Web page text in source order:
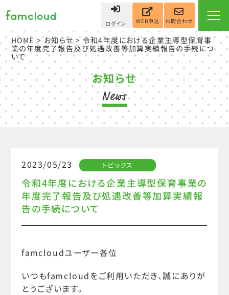
ログイン WEB申込 お問合わせ
HOME >お知らせ> 令和4年度における企業主導型保育事
業の年度完了報告及び処遇改善等加算実績報告の手続につ
いて
お知らせ
2023/05/23 トピックス
令和4年度における企業主導型保育事業の
年度完了報告及び処遇改善等加算実績報
告の手続について
famcloudユーザー各位
いつもfamcloudをご利用いただき、誠にありが
とうございます。